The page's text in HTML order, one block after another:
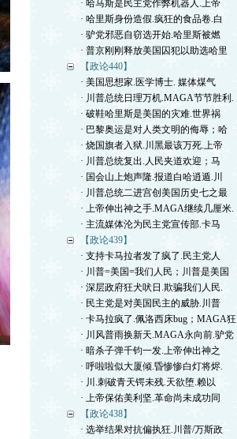
· 哈马斯是民主党作弊机器人.上帝
· 哈里斯身份造假.疯狂的食品卷.白
· 驴党邪恶自窃选开始.哈里斯被燃
· 普京刚刚释放美国囚犯以助选哈里
【政论440】
· 美国思想家.医学博士. 媒体煤气
· 川普总统日理万机.MAGA节节胜利.
· 破鞋哈里斯是美国的灾难.世界祸
· 巴黎奥运是对人类文明的侮辱；哈
· 烧国旗者入狱.川黑最该万死.上帝
· 川普总统复出.人民夹道欢迎；马
· 国会山上炮声隆.报道白哈逍遁.川
· 川普总统二进宫创美国历史七之最
· 上帝伸出神之手.MAGA继续几厘米.
· 主流媒体沦为民主党宣传部.卡马
【政论439】
· 支持卡马拉者发了疯了.民主党人
· 川普=美国=我们人民；川普是美国
· 深层政府狂犬吠日.欺骗我们人民.
· 民主党是对美国民主的威胁.川普
· 卡马拉疯了.佩洛西床bug；MAGA狂
· 川风普雨换新天.MAGA永向前.驴党
· 暗杀子弹千钧一发.上帝伸出神之
· 呼啦啦似大厦倾.昏惨惨白灯将烬.
· 川.刺破青天锷未残.天欲堕.赖以
· 上帝保佑美利坚.革命尚未成功同
【政论438】
· 选举结果对抗偏执狂.川普/万斯政